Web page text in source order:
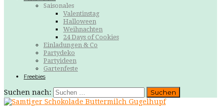
Saisonales
Valentinstag
Halloween
Weihnachten
24 Days of Cookies
Einladungen & Co
Partydeko
Partyideen
Gartenfeste
Freebies
Suchen nach: